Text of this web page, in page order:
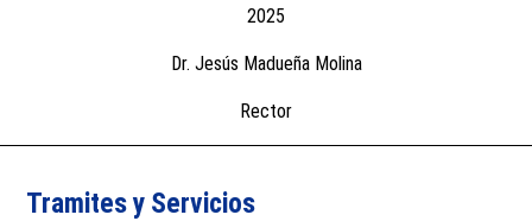
2025
Dr. Jesús Madueña Molina
Rector
Tramites y Servicios